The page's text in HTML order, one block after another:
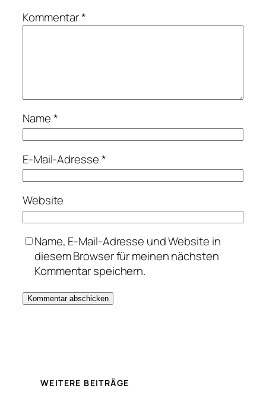
Kommentar*
Name*
E-Mail-Adresse*
Website
Name, E-Mail-Adresse und Website in
diesem Browser für meinen nächsten
Kommentar speichern.
WEITERE BEITRÄGE